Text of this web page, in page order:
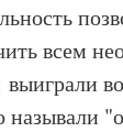
всем